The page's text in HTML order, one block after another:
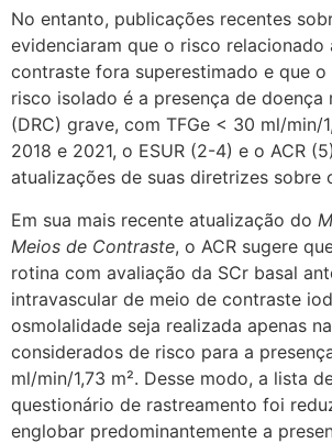
No entanto, publicações recentes
evidenciaram que o risco relacionado
contraste fora superestimado e que
risco isolado é a presença de doença
(DRC) grave, com TFGe < 30 ml/min/
2018 e 2021, o ESUR (2-4) e o ACR
atualizações de suas diretrizes sobre
Em sua mais recente atualização do
Meios de Contraste, o ACR sugere
rotina com avaliação da SCr basal
intravascular de meio de contraste
osmolalidade seja realizada apenas
considerados de risco para a
ml/min/1,73 m². Desse modo, a lista
questionário de rastreamento foi
englobar predominantemente a